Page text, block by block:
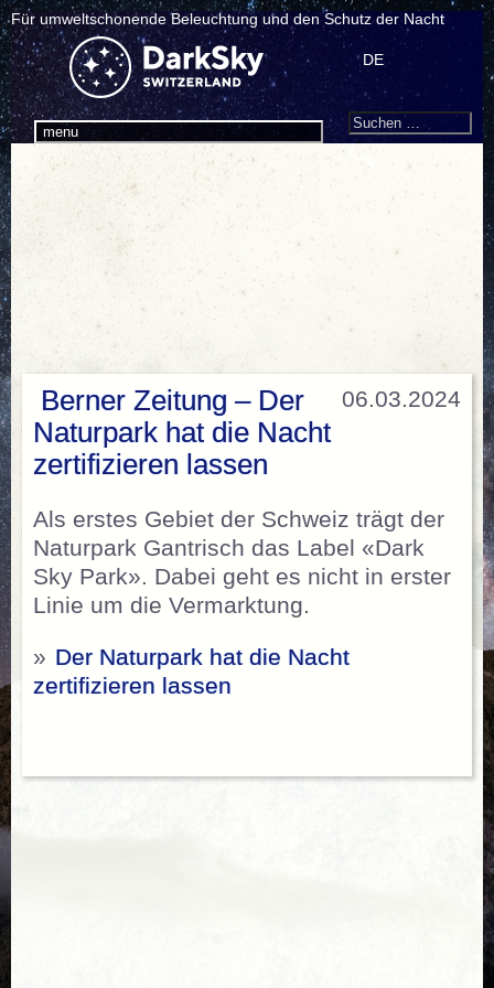
Für umweltschonende Beleuchtung und den Schutz der Nacht
menu
DE
Search
Suchen
06.03.2024
Berner Zeitung – Der
Naturpark hat die Nacht
zertifizieren lassen
Als erstes Gebiet der Schweiz trägt der
Naturpark Gantrisch das Label «Dark
Sky Park». Dabei geht es nicht in erster
Linie um die Vermarktung.
» Der Naturpark hat die Nacht
zertifizieren lassen